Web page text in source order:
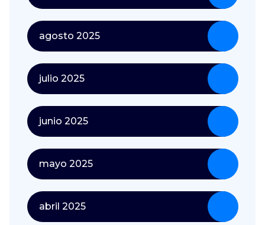
agosto 2025
julio 2025
junio 2025
mayo 2025
abril 2025